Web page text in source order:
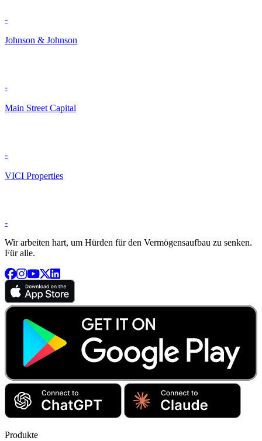
-
Johnson & Johnson
-
Main Street Capital
-
VICI Properties
-
Wir arbeiten hart, um Hürden für den Vermögensaufbau zu senken.
Für alle.
Produkte